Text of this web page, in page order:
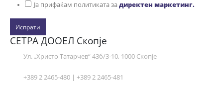
Ја прифаќам политиката задиректен маркетинг.
Испрати
СЕТРА ДООЕЛ Скопје
Ул. „Христо Татарчев“ 43б/3-10, 1000 Скопје
+389 2 2465-480 | +389 2 2465-481